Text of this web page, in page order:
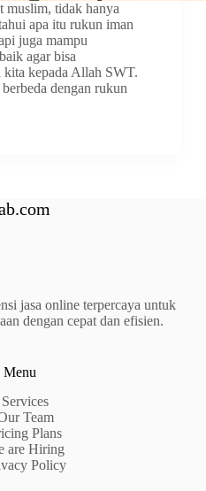
muslim, tidak hanya
apa itu rukun iman
juga mampu
agar bisa
kita kepada Allah SWT.
dengan rukun
jasa online terpercaya untuk
dengan cepat dan efisien.
Menu
Services
Team
Plans
are Hiring
Policy